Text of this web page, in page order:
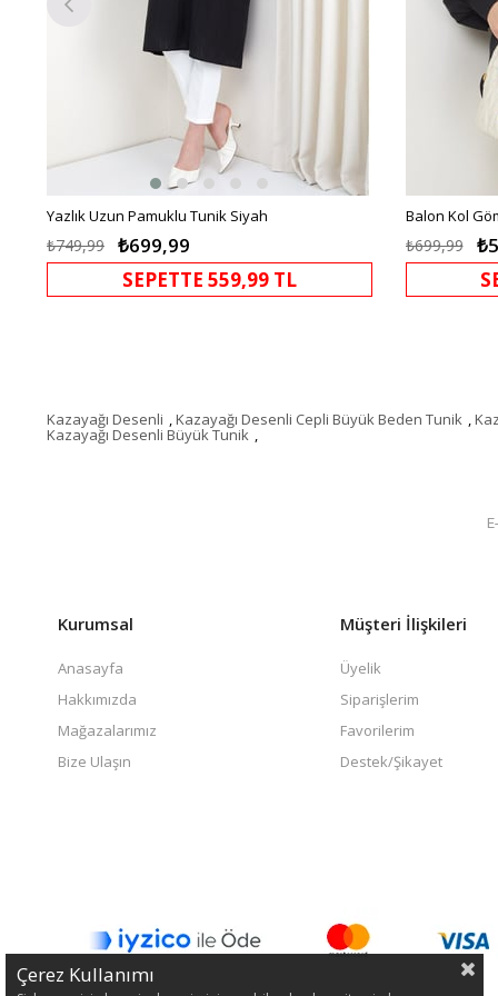
Yazlık Uzun Pamuklu Tunik Siyah
₺699,99
₺749,99
SEPETTE 559,99 TL
Balon Kol
₺699,99
Kazayağı Desenli ,Kazayağı Desenli Cepli Büyük Beden Tunik ,
Kazayağı Desenli Büyük Tunik ,
Kurumsal
Anasayfa
Hakkımızda
Mağazalarımız
Bize Ulaşın
Müşteri İlişkileri
Üyelik
Siparişlerim
Favorilerim
Destek/Şikayet
Çerez Kullanımı